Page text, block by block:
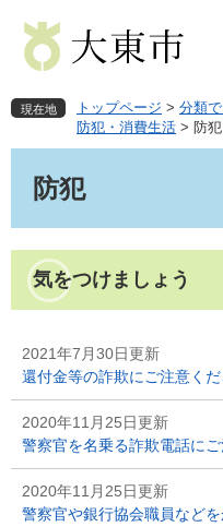
先
で
を
ば
現在地 トップページ > 分類
防犯・消費生活 > 防犯
防犯
気をつけましょう
2021年7月30日更新
還付金等の詐欺にご注意く
2020年11月25日更新
警察官を名乗る詐欺電話にご
2020年11月25日更新
警察官や銀行協会職員など